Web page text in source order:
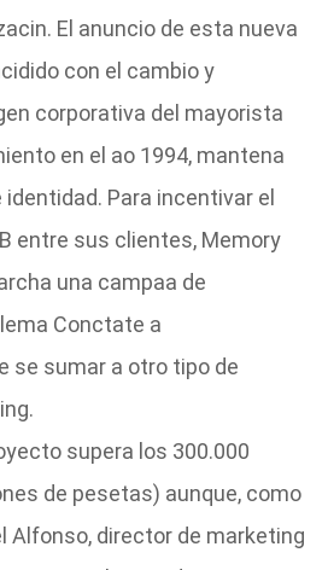
El anuncio de esta nueva
con el cambio y
corporativa del mayorista
en el ao 1994, mantena
Para incentivar el
entre sus clientes, Memory
una campaa de
Conctate a
se sumar a otro tipo de
supera los 300.000
de pesetas) aunque, como
Alfonso, director de marketing